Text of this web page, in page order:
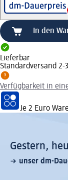
In den
Lieferbar
Standardversand 2-
Verfügbarkeit in
Je 2 Euro
Gestern,
unser dm-